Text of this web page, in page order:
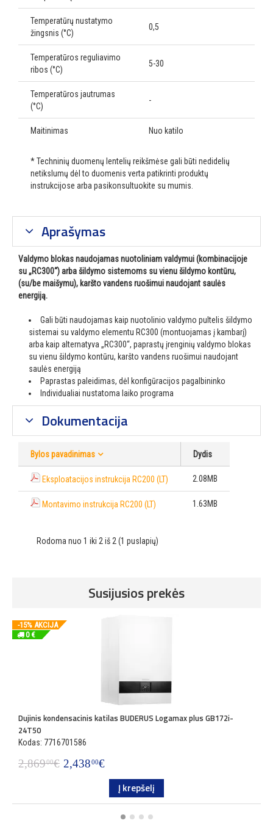
Temperatūrų nustatymo
žingsnis (°C)
0,5
Temperatūros reguliavimo
ribos (°C)
5-30
Temperatūros jautrumas
(°C)
-
Maitinimas Nuo katilo
* Techninių duomenų lentelių reikšmėse gali būti nedidelių
netikslumų dėl to duomenis verta patikrinti produktų
instrukcijose arba pasikonsultuokite su mumis.
Aprašymas
Valdymo blokas naudojamas nuotoliniam valdymui (kombinacijoje
su „RC300“) arba šildymo sistemoms su vienu šildymo kontūru,
(su/be maišymu), karšto vandens ruošimui naudojant saulės
energiją.
Gali būti naudojamas kaip nuotolinio valdymo pultelis šildymo
sistemai su valdymo elementu RC300 (montuojamas į kambarį)
arba kaip alternatyva „RC300“, paprastų įrenginių valdymo blokas
su vienu šildymo kontūru, karšto vandens ruošimui naudojant
saulės energiją
Paprastas paleidimas, dėl konfigūracijos pagalbininko
Individualiai nustatoma laiko programa
Dokumentacija
Bylos pavadinimas Dydis
Eksploatacijos instrukcija RC200 (LT) 2.08MB
Montavimo instrukcija RC200 (LT) 1.63MB
Rodoma nuo 1 iki 2 iš 2 (1 puslapių)
Susijusios prekės
-15% AKCIJA
0 €
Dujinis kondensacinis katilas BUDERUS Logamax plus GB172i-
24T50
Kodas: 7716701586
2,86900€ 2,43800€
Į krepšelį